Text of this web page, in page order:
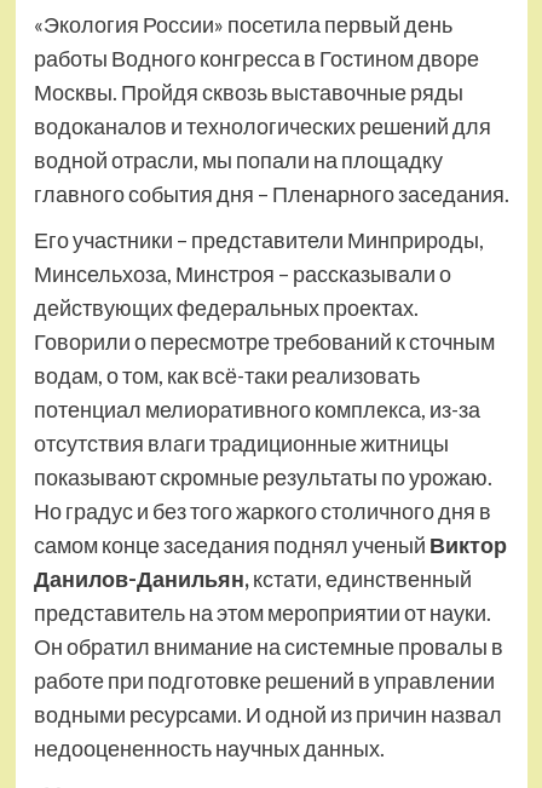
«Экология России» посетила первый день
работы Водного конгресса в Гостином дворе
Москвы. Пройдя сквозь выставочные ряды
водоканалов и технологических решений для
водной отрасли, мы попали на площадку
главного события дня – Пленарного заседания.
Его участники – представители Минприроды,
Минсельхоза, Минстроя – рассказывали о
действующих федеральных проектах.
Говорили о пересмотре требований к сточным
водам, о том, как всё-таки реализовать
потенциал мелиоративного комплекса, из-за
отсутствия влаги традиционные житницы
показывают скромные результаты по урожаю.
Но градус и без того жаркого столичного дня в
самом конце заседания поднял ученый Виктор
Данилов-Данильян,кстати, единственный
представитель на этом мероприятии от науки.
Он обратил внимание на системные провалы в
работе при подготовке решений в управлении
водными ресурсами. И одной из причин назвал
недооцененность научных данных.